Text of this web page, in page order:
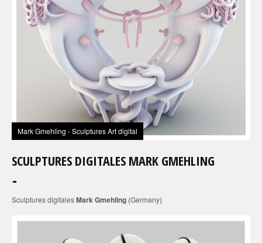
Mark Gmehling - Sculptures Art digital
SCULPTURES DIGITALES MARK GMEHLING
Sculptures digitalesMark Gmehling (Germany)